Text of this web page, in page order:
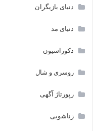
دنیای بازیگران
دنیای مد
دکوراسیون
روسری و شال
رپورتاژ آگهی
زناشویی